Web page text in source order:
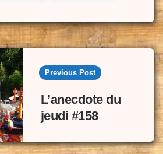
Previous Post
L’anecdote du
jeudi #158